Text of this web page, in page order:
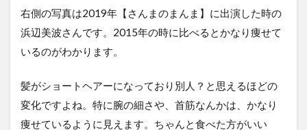
右側の写真は2019年【さんまのまんま】に出演した時の
浜辺美波さんです。2015年の時に比べるとかなり痩せて
いるのがわかります。
髪がショートヘアーになっており別人？と思えるほどの
変化ですよね。特に腕の細さや、首筋なんかは、かなり
痩せているように見えます。ちゃんと食べた方がいい